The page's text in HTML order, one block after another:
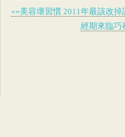
««美容壞習慣 2011年最該改掉
經期來臨巧